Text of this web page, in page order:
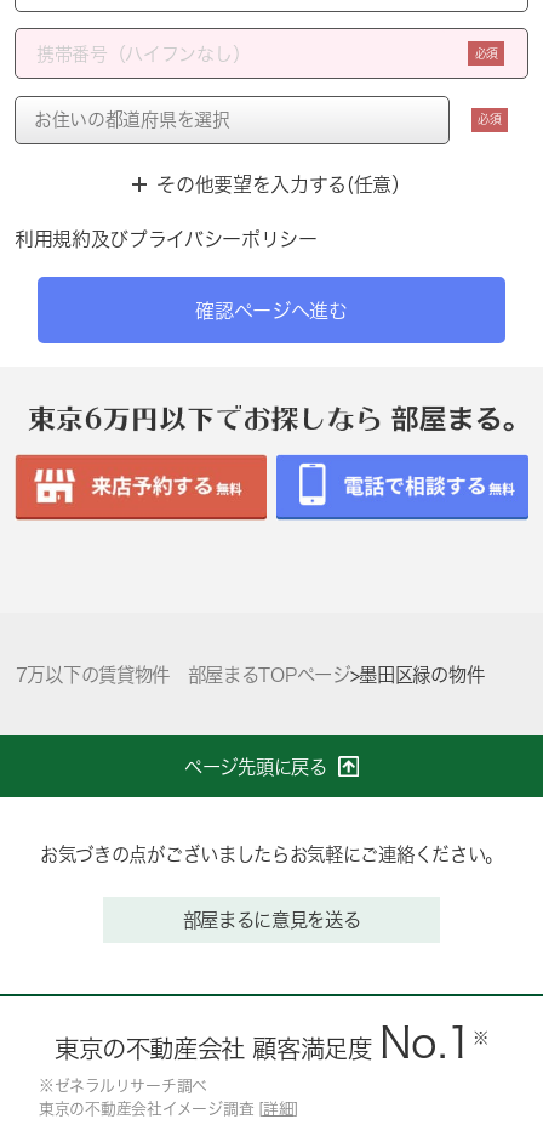
必須
必須
その他要望を入力する(任意）
利用規約及びプライバシーポリシー
確認ページへ進む
7万以下の賃貸物件 部屋まるTOPページ>墨田区緑の物件
ページ先頭に戻る
お気づきの点がございましたらお気軽にご連絡ください。
部屋まるに意見を送る
東京の不動産会社 顧客満足度 No.1 ※
※ゼネラルリサーチ調べ
東京の不動産会社イメージ調査 [ 詳細